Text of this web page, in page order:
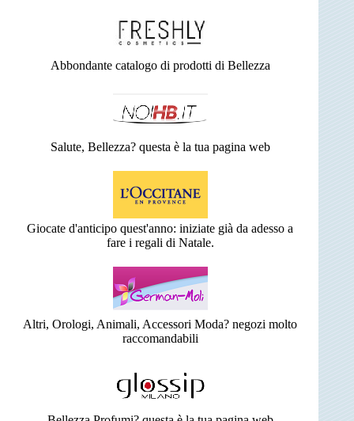
Abbondante catalogo di prodotti di Bellezza
Salute, Bellezza? questa è la tua pagina web
Giocate d'anticipo quest'anno: iniziate già da adesso a
fare i regali di Natale.
Altri, Orologi, Animali, Accessori Moda? negozi molto
raccomandabili